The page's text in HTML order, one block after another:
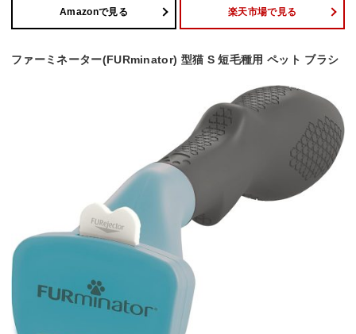
Amazonで見る 楽天市場で見る
ファーミネーター(FURminator) 型猫 S 短毛種用 ペット ブラシ